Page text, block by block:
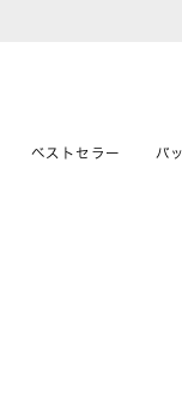
ベストセラー バ